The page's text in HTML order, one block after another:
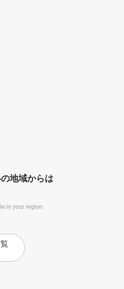
地域からは
in your region.